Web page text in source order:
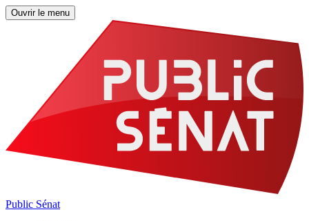
Ouvrir le menu
Public Sénat